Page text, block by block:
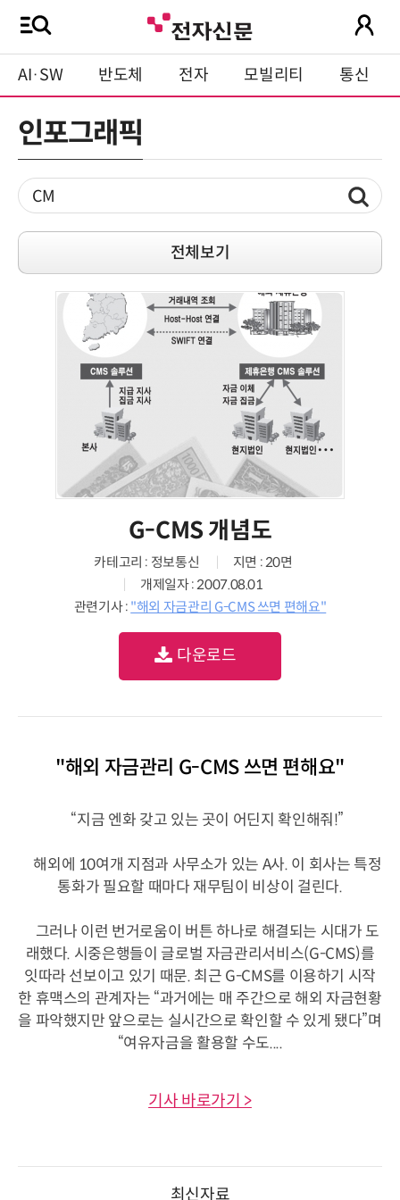
AI·SW 반도체 전자 모빌리티 통신
인포그래픽
전체보기
G-CMS 개념도
카테고리 : 정보통신
지면 : 20면
개제일자 : 2007.08.01
관련기사 : "해외 자금관리 G-CMS 쓰면 편해요"
다운로드
"해외 자금관리 G-CMS 쓰면 편해요"
“지금 엔화 갖고 있는 곳이 어딘지 확인해줘!”
해외에 10여개 지점과 사무소가 있는 A사. 이 회사는 특정
통화가 필요할 때마다 재무팀이 비상이 걸린다.
그러나 이런 번거로움이 버튼 하나로 해결되는 시대가 도
래했다. 시중은행들이 글로벌 자금관리서비스(G-CMS)를
잇따라 선보이고 있기 때문. 최근 G-CMS를 이용하기 시작
한 휴맥스의 관계자는 “과거에는 매 주간으로 해외 자금현황
을 파악했지만 앞으로는 실시간으로 확인할 수 있게 됐다”며
“여유자금을 활용할 수도....
기사 바로가기 >
최신자료